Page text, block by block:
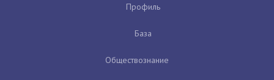
Профиль
База
Обществознание